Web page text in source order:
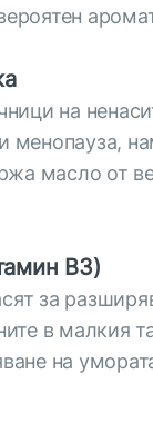
на
масло от
В3)
за
в малкия
на